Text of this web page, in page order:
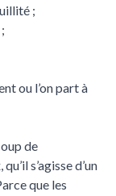
;
ou l’on part à
de
s’agisse d’un
que les